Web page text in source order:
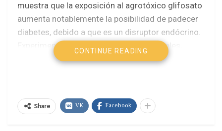
muestra que la exposición al agrotóxico glifosato
aumenta notablemente la posibilidad de padecer
diabetes, debido a que es un disruptor endócrino.
Experimentos de laboratorio y con animales,
mostraron que puede causar hiperglucemia y
CONTINUE READING
Share VK Facebook